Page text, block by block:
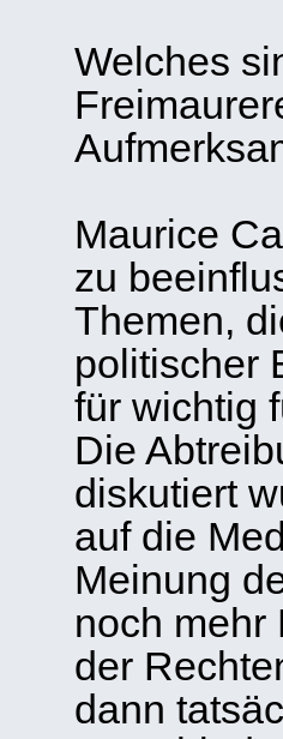
Welches
Maurice
zu
Themen,
politischer
für wichtig
Die
diskutiert
auf die
Meinung
noch mehr
der
dann